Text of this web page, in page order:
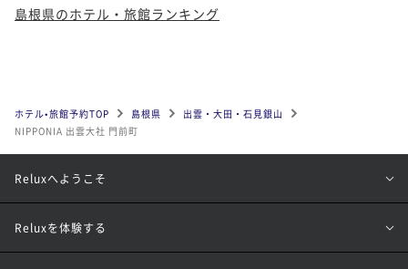
島根県のホテル・旅館ランキング
ホテル•旅館予約TOP 島根県
出雲・大田・石見銀山
NIPPONIA 出雲大社 門前町
Reluxへようこそ
Reluxを体験する